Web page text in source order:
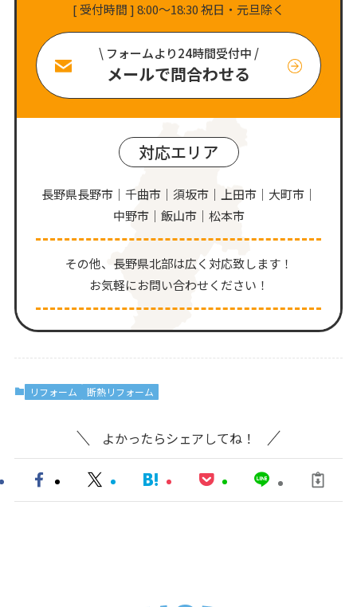
[ 受付時間 ] 8:00〜18:30 祝日・元旦除く
\ フォームより24時間受付中 /
メールで問合わせる
対応エリア
長野県長野市｜千曲市｜須坂市｜上田市｜大町市｜
中野市｜飯山市｜松本市
その他、⻑野県北部は広く対応致します！
お気軽にお問い合わせください！
リフォーム 断熱リフォーム
よかったらシェアしてね！